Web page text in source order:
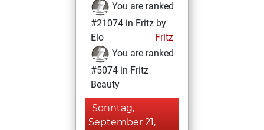
You are ranked
#21074 in Fritz by
Elo
Fritz
You are ranked
#5074 in Fritz
Beauty
Sonntag,
September 21,